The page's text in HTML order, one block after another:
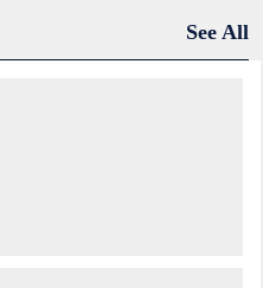
See All